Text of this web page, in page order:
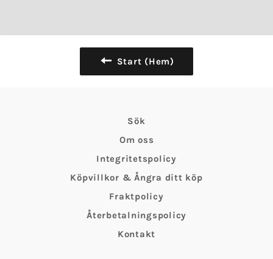
Start (Hem)
Sök
Om oss
Integritetspolicy
Köpvillkor & Ångra ditt köp
Fraktpolicy
Återbetalningspolicy
Kontakt